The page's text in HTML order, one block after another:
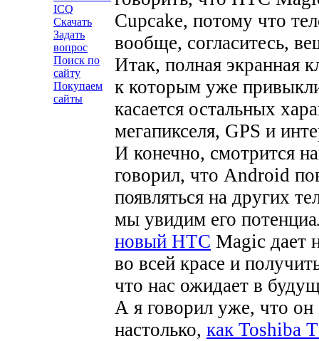
ICQ
Скачать
Задать
вопрос
Поиск по
сайту
Покупаем
сайты
Cupcake, потому что
вообще, согласитесь,
Итак, полная экранная
к которым уже
касается остальных
мегапикселя, GPS и
И конечно, смотрится
говорил, что Android
появляться на других
мы увидим его
новый HTC Magic дает
во всей красе и
что нас ожидает в
А я говорил уже, что он
настолько, как Toshiba